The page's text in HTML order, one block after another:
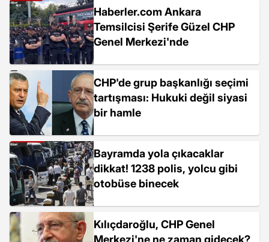
Haberler.com Ankara
Temsilcisi Şerife Güzel CHP
Genel Merkezi'nde
CHP'de grup başkanlığı seçimi
tartışması: Hukuki değil siyasi
bir hamle
Bayramda yola çıkacaklar
dikkat! 1238 polis, yolcu gibi
otobüse binecek
Kılıçdaroğlu, CHP Genel
Merkezi'ne ne zaman gidecek?